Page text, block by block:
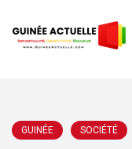
GUINÉE SOCIÉTÉ